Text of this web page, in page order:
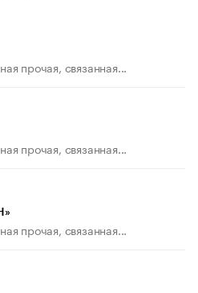
прочая, связанная...
прочая, связанная...
прочая, связанная...